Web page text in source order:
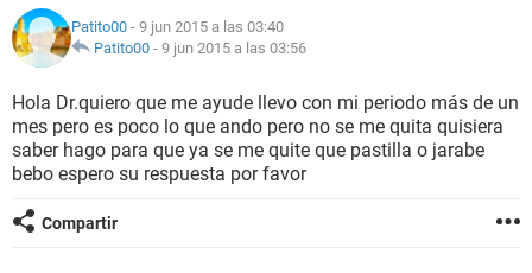
NUTRICIÓN
BIENESTAR
SEXUALIDAD
GLOSARIO
Patito00 - 9 jun 2015 a las 03:40
Patito00 - 9 jun 2015 a las 03:56
Hola Dr.quiero que me ayude llevo con mi periodo más de un
mes pero es poco lo que ando pero no se me quita quisiera
saber hago para que ya se me quite que pastilla o jarabe
bebo espero su respuesta por favor
Compartir